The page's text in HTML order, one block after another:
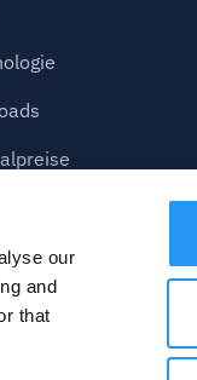
our
and
that